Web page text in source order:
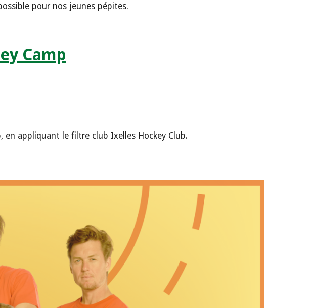
pour nos jeunes pépites.
Camp
appliquant le filtre club Ixelles Hockey Club.